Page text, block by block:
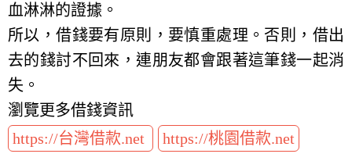
血淋淋的證據。
所以，借錢要有原則，要慎重處理。否則，借出
去的錢討不回來，連朋友都會跟著這筆錢一起消
失。
瀏覽更多借錢資訊
https://台灣借款.net
https://桃園借款.net